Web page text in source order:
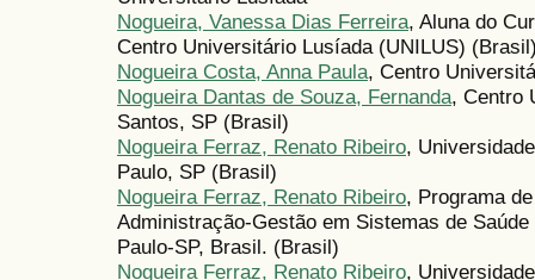
Nogueira, Vanessa Dias Ferreira, Aluna do
Centro Universitário Lusíada (UNILUS)
Nogueira Costa, Anna Paula, Centro
Nogueira Dantas de Souza, Fernanda, Centro
Santos, SP (Brasil)
Nogueira Ferraz, Renato Ribeiro,
Paulo, SP (Brasil)
Nogueira Ferraz, Renato Ribeiro, Programa
Administração-Gestão em Sistemas de
Paulo-SP, Brasil. (Brasil)
Nogueira Ferraz, Renato Ribeiro,